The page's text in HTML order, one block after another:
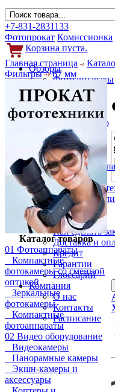
+7-831-2831133
Фотопрокат Комиссионка
Корзина пуста.
Обзоры
Фотоаппараты
Объективы
Фильтры
Новости
Фото и видео
Гаджеты
Аксессуары
Слухи
Новости
Услуги
Прокат
Выкуп и
Покупателям
Акции
Как сделать
Доставка и
Кредит
Гарантии
Глоссарий
Компания
О нас
Контакты
Расписание
Главная страница
Фильтры
67 мм
Каталог товаров
01 Фотоаппараты
Компактные
фотокамеры со сменной
оптикой
Зеркальные
фотокамеры
Компактные
фотоаппараты
02 Видео оборудование
Видеокамеры
Панорамные камеры
Экшн-камеры и
аксессуары